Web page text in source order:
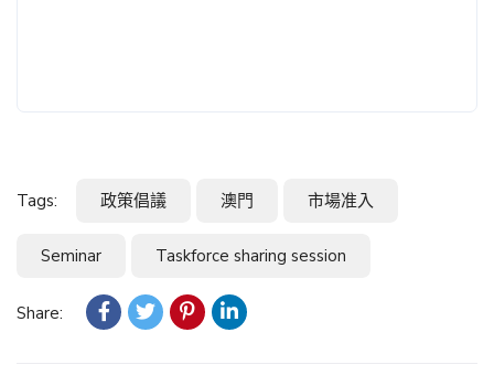
Tags: 政策倡議 澳門 市場准入
Seminar Taskforce sharing session
Share: